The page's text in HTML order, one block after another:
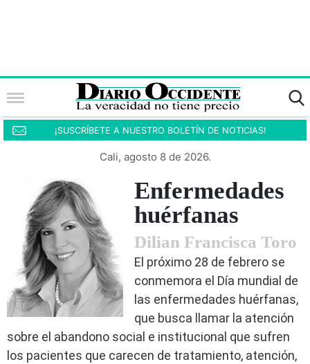
¡SUSCRÍBETE A NUESTRO BOLETÍN DE NOTICIAS!
Cali, agosto 8 de 2026.
Enfermedades
huérfanas
Dilian Francisca Toro
El próximo 28 de febrero se
conmemora el Día mundial de
las enfermedades huérfanas,
que busca llamar la atención
sobre el abandono social e institucional que sufren
los pacientes que carecen de tratamiento, atención,